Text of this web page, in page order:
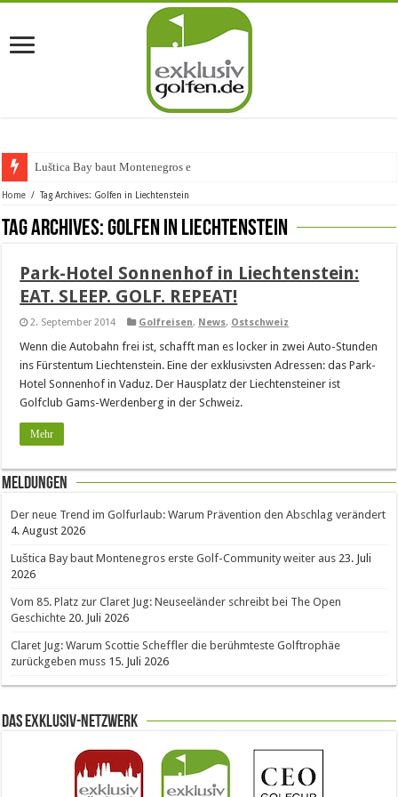
Luštica Bay baut Montenegros erste
Home / Tag Archives: Golfen in Liechtenstein
Tag Archives:Golfen in Liechtenstein
Park-Hotel Sonnenhof in Liechtenstein:
EAT. SLEEP. GOLF. REPEAT!
2. September 2014 Golfreisen, News, Ostschweiz
Wenn die Autobahn frei ist, schafft man es locker in zwei Auto-Stunden
ins Fürstentum Liechtenstein. Eine der exklusivsten Adressen: das Park-
Hotel Sonnenhof in Vaduz. Der Hausplatz der Liechtensteiner ist
Golfclub Gams-Werdenberg in der Schweiz.
Mehr
Meldungen
Der neue Trend im Golfurlaub: Warum Prävention den Abschlag verändert
4. August 2026
Luštica Bay baut Montenegros erste Golf-Community weiter aus 23. Juli
2026
Vom 85. Platz zur Claret Jug: Neuseeländer schreibt bei The Open
Geschichte 20. Juli 2026
Claret Jug: Warum Scottie Scheffler die berühmteste Golftrophäe
zurückgeben muss 15. Juli 2026
Das Exklusiv-Netzwerk